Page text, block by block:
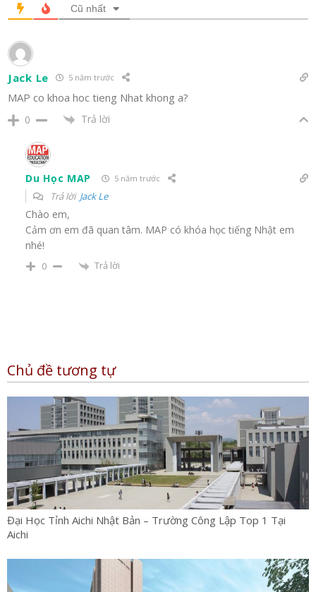
Cũ nhất
Jack Le 5 năm trước
MAP co khoa hoc tieng Nhat khong a?
0 Trả lời
Du Học MAP 5 năm trước
Trả lời Jack Le
Chào em,
Cảm ơn em đã quan tâm. MAP có khóa học tiếng Nhật em
nhé!
0 Trả lời
Chủ đề tương tự
Đại Học Tỉnh Aichi Nhật Bản – Trường Công Lập Top 1 Tại
Aichi